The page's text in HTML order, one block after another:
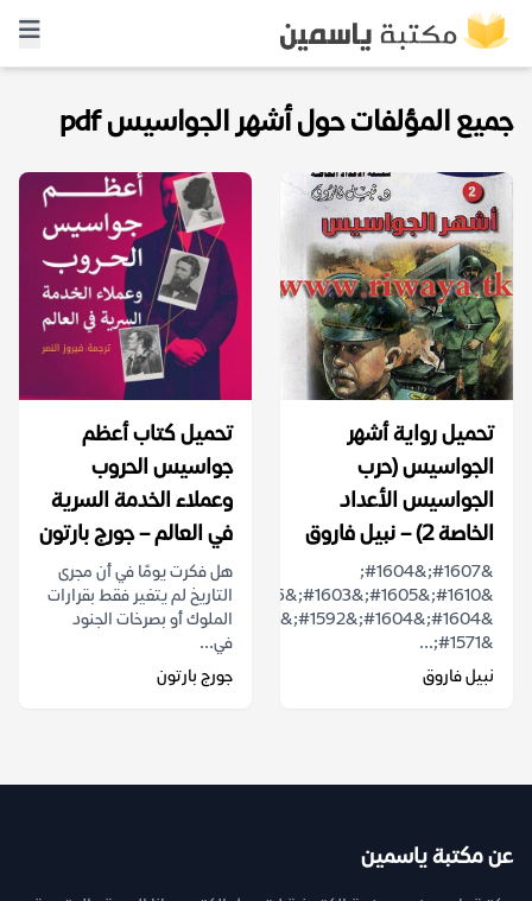
جميع المؤلفات حول أشهر الجواسيس pdf
تحميل رواية أشهر
الجواسيس (حرب
الجواسيس الأعداد
الخاصة 2) – نبيل فاروق
&#1607;&#1604;
&#1610;&#1605;&#1603;&#1606;
&#1604;&#1604;&#1592;&#1604;
&#1571;...
نبيل فاروق
تحميل كتاب أعظم
جواسيس الحروب
وعملاء الخدمة السرية
في العالم – جورج بارتون
هل فكرت يومًا في أن مجرى
التاريخ لم يتغير فقط بقرارات
الملوك أو بصرخات الجنود
في...
جورج بارتون
عن مكتبة ياسمين